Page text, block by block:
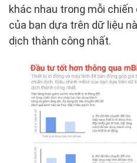
khác nhau trong mỗi
của bạn dựa trên dữ liệu
dịch thành công nhất.